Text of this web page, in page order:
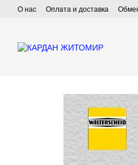
Перейти к основному контенту
О нас Оплата и доставка